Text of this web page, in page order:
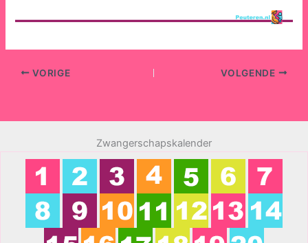
VORIGE VOLGENDE
Zwangerschapskalender